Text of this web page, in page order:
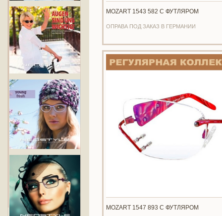
MOZART 1543 582 С ФУТЛЯРОМ
ОПРАВА ПОД ЗАКАЗ В ГЕРМАНИИ
MOZART 1547 893 С ФУТЛЯРОМ